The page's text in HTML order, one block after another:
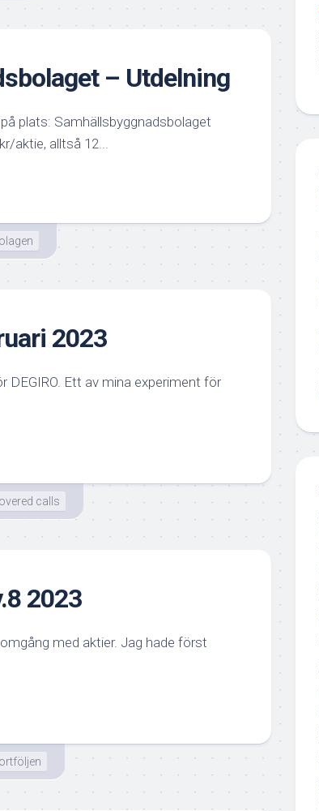
– Utdelning
plats: Samhällsbyggnadsbolaget
aktie, alltså 12...
2023
DEGIRO. Ett av mina experiment för
calls
2023
med aktier. Jag hade först